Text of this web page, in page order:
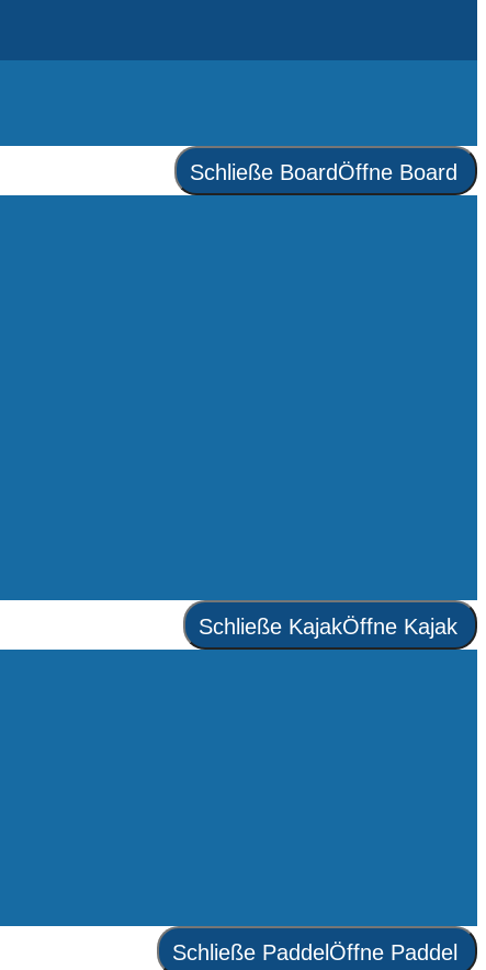
Schließe BoardÖffne Board
Schließe KajakÖffne Kajak
Schließe Paddel Öffne Paddel